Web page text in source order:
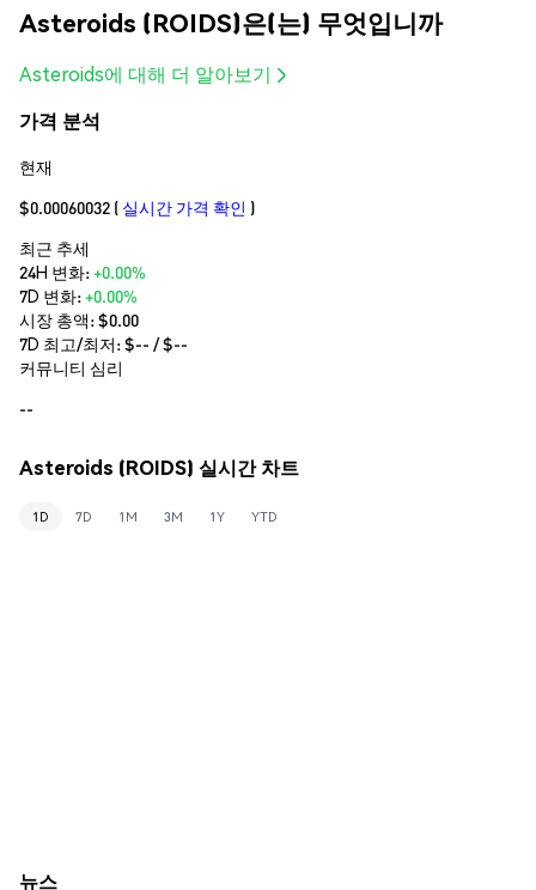
Asteroids (ROIDS)은(는) 무엇입니까
Asteroids에 대해 더 알아보기
가격 분석
현재
$0.00060032 ( 실시간 가격 확인 )
최근 추세
24H 변화:+0.00%
7D 변화:+0.00%
시장 총액:$0.00
7D 최고/최저: $-- / $--
커뮤니티 심리
--
Asteroids (ROIDS) 실시간 차트
1D 7D 1M 3M 1Y YTD
뉴스